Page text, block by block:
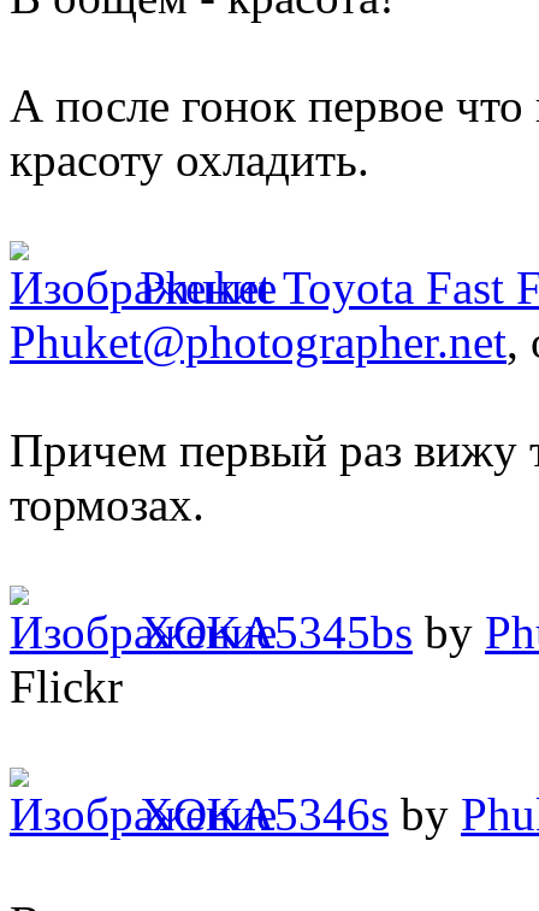
А после гонок первое
красоту охладить.
Phuket Toyota Fast
Phuket@photographer.net,
Причем первый раз вижу
тормозах.
XOKA5345bs by
Flickr
XOKA5346s by